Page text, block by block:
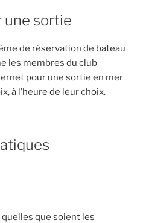
une sortie
de réservation de bateau
les membres du club
pour une sortie en mer
à l’heure de leur choix.
que soient les